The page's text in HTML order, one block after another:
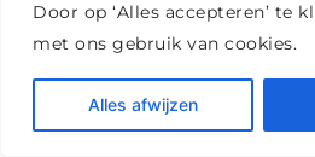
Door op ‘Alles accepteren’ te
met ons gebruik van cookies.
Alles afwijzen